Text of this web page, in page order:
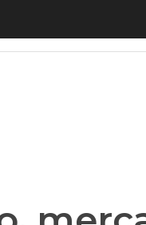
mercato a 19